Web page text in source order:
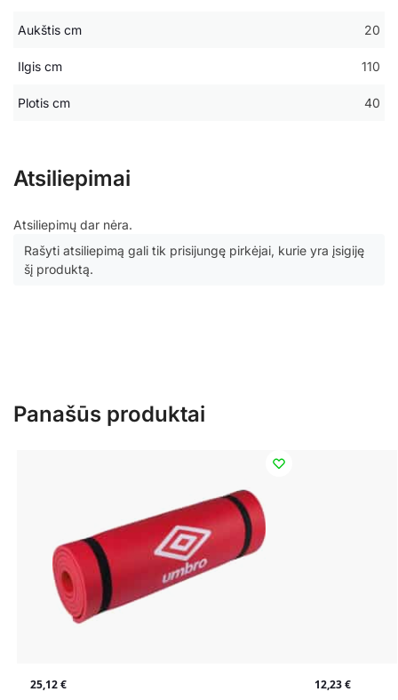
Aukštis cm 20
Ilgis cm 110
Plotis cm 40
Atsiliepimai
Atsiliepimų dar nėra.
Rašyti atsiliepimą gali tik prisijungę pirkėjai, kurie yra įsigiję
šį produktą.
Panašūs produktai
25,12€ 12,23€